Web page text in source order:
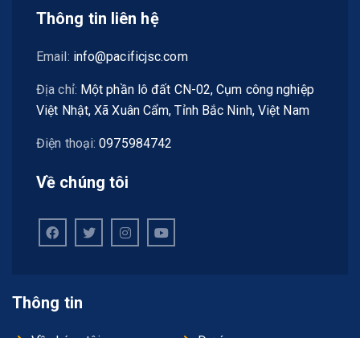
Thông tin liên hệ
Email: info@pacificjsc.com
Địa chỉ: Một phần lô đất CN-02, Cụm công nghiệp
Việt Nhật, Xã Xuân Cẩm, Tỉnh Bắc Ninh, Việt Nam
Điện thoại:0975984742
Về chúng tôi
Thông tin